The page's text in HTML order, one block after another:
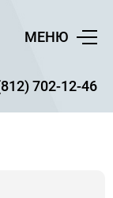
МЕНЮ
702-12-46